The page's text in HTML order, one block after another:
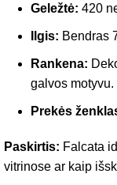
Geležtė: 420
Ilgis: Bendras
Rankena:
galvos motyvu.
Prekės
Paskirtis: Falcata
vitrinose ar kaip